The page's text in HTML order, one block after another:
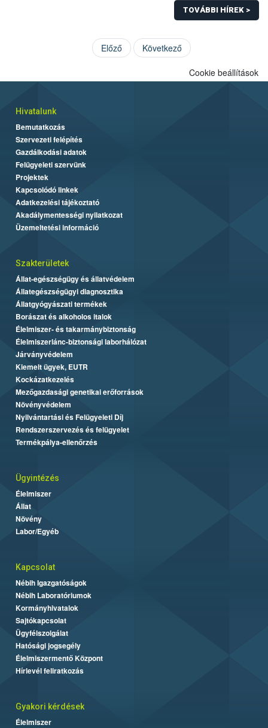
TOVÁBBI HÍREK >
Előző Következő
Cookie beállítások
Hivatalunk
Bemutatkozás
Szervezeti felépítés
Gazdálkodási adatok
Felügyeleti szervünk
Projektek
Kapcsolódó linkek
Adatkezelési tájékoztató
Akadálymentességi nyilatkozat
Üzemeltetési információ
Szakterületek
Állat-egészségügy és állatvédelem
Állategészségügyi diagnosztika
Állatgyógyászati termékek
Borászat és alkoholos italok
Élelmiszer- és takarmánybiztonság
Élelmiszerlánc-biztonsági laborhálózat
Járványvédelem
Kiemelt ügyek, EUTR
Kockázatkezelés
Mezőgazdasági genetikai erőforrások
Növényvédelem
Nyilvántartási és Felügyeleti Díj
Rendszerszervezés és felügyelet
Termékpálya-ellenőrzés
Ügyintézés
Élelmiszer
Állat
Növény
Labor/Egyéb
Kapcsolat
Nébih Igazgatóságok
Nébih Laboratóriumok
Kormányhivatalok
Sajtókapcsolat
Ügyfélszolgálat
Hatósági jogsegély
Élelmiszermentő Központ
Hírlevél feliratkozás
Gyakori kérdések
Élelmiszer